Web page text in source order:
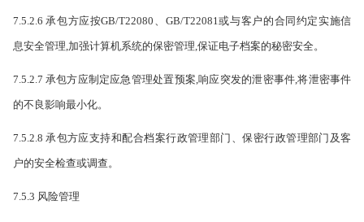
7.5.2.6 承包方应按GB/T22080、GB/T22081或与客户的合同约定实施信
息安全管理,加强计算机系统的保密管理,保证电子档案的秘密安全。
7.5.2.7 承包方应制定应急管理处置预案,响应突发的泄密事件,将泄密事件
的不良影响最小化。
7.5.2.8 承包方应支持和配合档案行政管理部门、保密行政管理部门及客
户的安全检查或调查。
7.5.3 风险管理